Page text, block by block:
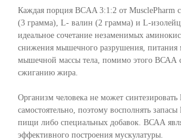
Каждая порция BCAA 3:1:2 от MusclePharm
(3 грамма), L- валин (2 грамма) и L-
идеальное сочетание незаменимых
снижения мышечного разрушения,
мышечной массы тела, помимо этого ВСАА
сжиганию жира.
Организм человека не может
самостоятельно, поэтому восполнять
пищи либо специальных добавок. ВСАА
эффективного построения мускулатуры.